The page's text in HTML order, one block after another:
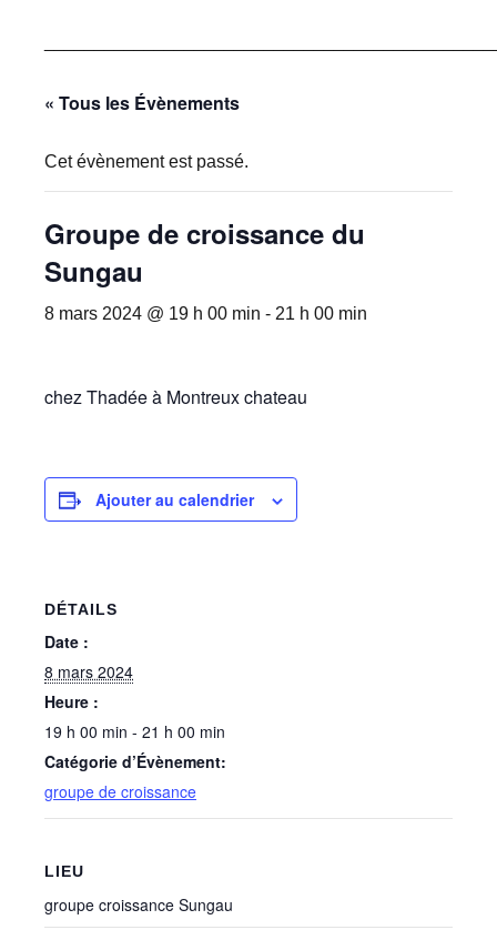
« Tous les Évènements
Cet évènement est passé.
Groupe de croissance du
Sungau
8 mars 2024 @ 19 h 00 min - 21 h 00 min
chez Thadée à Montreux chateau
Ajouter au calendrier
DÉTAILS
Date :
8 mars 2024
Heure :
19 h 00 min - 21 h 00 min
Catégorie d’Évènement:
groupe de croissance
LIEU
groupe croissance Sungau